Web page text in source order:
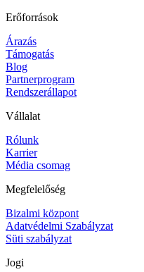
Erőforrások
Árazás
Támogatás
Blog
Partnerprogram
Rendszerállapot
Vállalat
Rólunk
Karrier
Média csomag
Megfelelőség
Bizalmi központ
Adatvédelmi Szabályzat
Süti szabályzat
Jogi